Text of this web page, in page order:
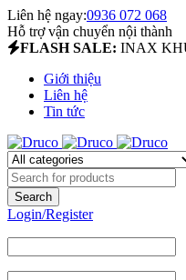
Liên hệ ngay:0936 072 068
Hỗ trợ vận chuyển nội thành
FLASH SALE: INAX
Giới thiệu
Liên hệ
Tin tức
Login/Register